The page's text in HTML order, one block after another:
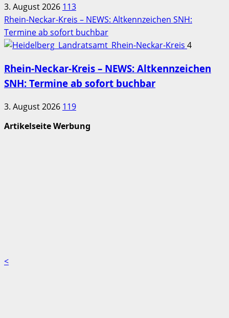
3. August 2026 113
Rhein-Neckar-Kreis – NEWS: Altkennzeichen SNH:
Termine ab sofort buchbar
4
Rhein-Neckar-Kreis – NEWS: Altkennzeichen
SNH: Termine ab sofort buchbar
3. August 2026 119
Artikelseite Werbung
<